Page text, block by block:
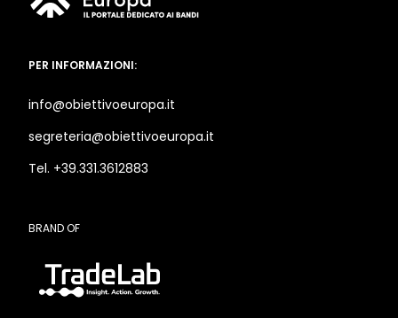
PER INFORMAZIONI:
info@obiettivoeuropa.it
segreteria@obiettivoeuropa.it
Tel. +39.331.3612883
BRAND OF